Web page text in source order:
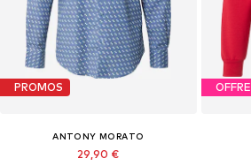
PROMOS
ANTONY MORATO
29,90 €
OFFRE